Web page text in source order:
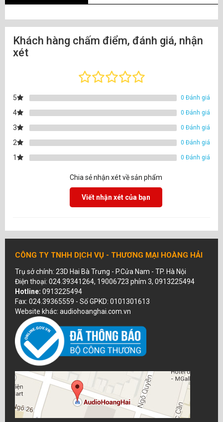
Khách hàng chấm điểm, đánh giá, nhận
xét
5 0 Đánh giá
4 0 Đánh giá
3 0 Đánh giá
2 0 Đánh giá
1 0 Đánh giá
Chia sẻ nhận xét về sản phẩm
Viết nhận xét của bạn
CÔNG TY TNHH DỊCH VỤ - THƯƠNG MẠI HOÀNG HẢI
Trụ sở chính: 23D Hai Bà Trưng - P.Cửa Nam - TP. Hà Nội
Điện thoại: 024.39341264, 19006723 phím 3, 0913225494
Hotline: 0913225494
Fax: 024.39365559 - Số GPKD: 0101301613
Website khác: audiohoanghai.com.vn